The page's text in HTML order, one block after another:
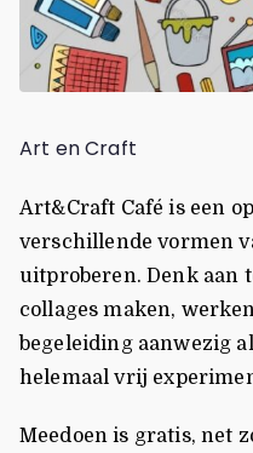
Art en Craft
Art&Craft Café is een
verschillende vormen
uitproberen. Denk aan
collages maken,
begeleiding aanwezig
helemaal vrij
Meedoen is gratis, net